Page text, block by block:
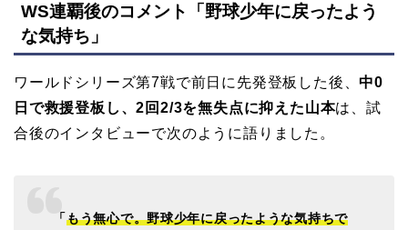
WS連覇後のコメント「野球少年に戻ったよう
な気持ち」
ワールドシリーズ第7戦で前日に先発登板した後、中0
日で救援登板し、2回2/3を無失点に抑えた山本は、試
合後のインタビューで次のように語りました。
「もう無心で。野球少年に戻ったような気持ちで